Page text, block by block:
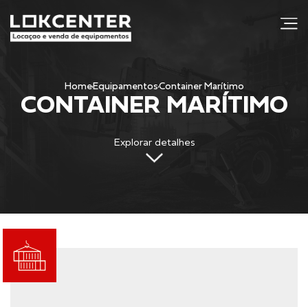
HomeEquipamentosContainer Marítimo
CONTAINER MARÍTIMO
Explorar detalhes